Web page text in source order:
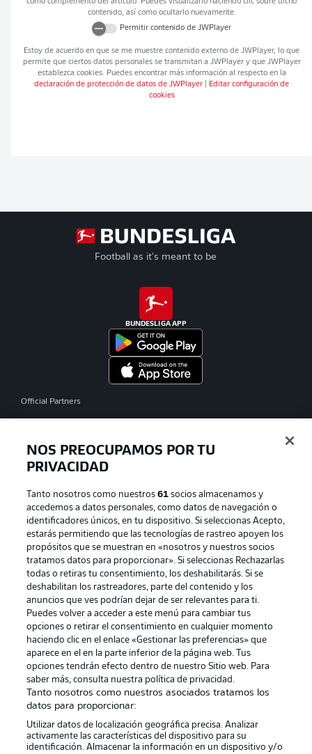
como complemento del artículo. Puedes visualizarlo haciendo clic sobre dicho
contenido, así como ocultarlo nuevamente.
Permitir contenido de JWPlayer
Estoy de acuerdo en que se me muestre contenido externo de JWPlayer, lo que
permite que ciertos datos personales se transmitan a JWPlayery que JWPlayer
establezca cookies. Puedes encontrar más información al respecto en la
declaración de protección de datos de JWPlayer
Editar configuración de
cookies
Football as it's meant to be
BUNDESLIGA APP
Official Partners
Publicidad Aviso legal
Gestionar las preferencias Declaracion de privacidad
Canales Trabajos
Jugadores Condiciones de uso
Sello Editorial Contacto
NOS PREOCUPAMOS POR TU
PRIVACIDAD
Tanto nosotros como nuestros61 socios almacenamos y
accedemos a datos personales, como datos de navegación o
identificadores únicos, en tu dispositivo. Si seleccionas Acepto,
estarás permitiendo que las tecnologías de rastreo apoyen los
propósitos que se muestran en «nosotros y nuestros socios
tratamos datos para proporcionar». Si seleccionas Rechazarlas
todas o retiras tu consentimiento, los deshabilitarás. Si se
deshabilitan los rastreadores, parte del contenido y los
anuncios que ves podrían dejar de ser relevantes para ti.
Puedes volver a acceder a este menú para cambiar tus
opciones o retirar el consentimiento en cualquier momento
haciendo clic en el enlace «Gestionar las preferencias» que
aparece en el en la parte inferior de la página web. Tus
opciones tendrán efecto dentro de nuestro Sitio web. Para
saber más, consulta nuestra política de privacidad.
Tanto nosotros como nuestros asociados tratamos los
datos para proporcionar:
Utilizar datos de localización geográfica precisa. Analizar
activamente las características del dispositivo para su
identificación. Almacenar la información en un dispositivo y/o